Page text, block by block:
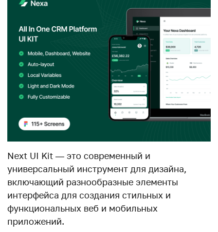
Next UI Kit — это современный и
универсальный инструмент для дизайна,
включающий разнообразные элементы
интерфейса для создания стильных и
функциональных веб и мобильных
приложений.